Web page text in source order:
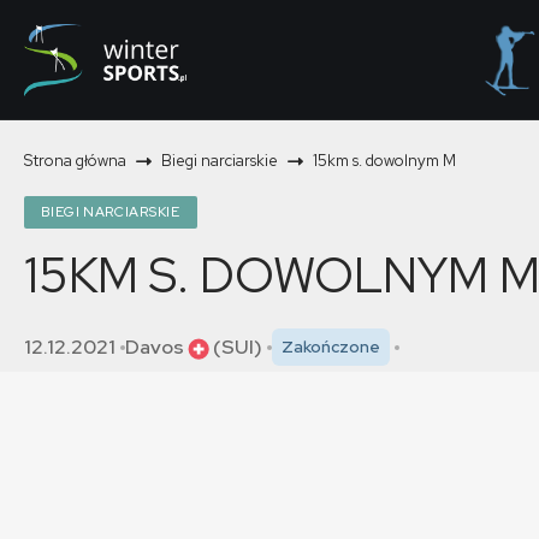
Strona główna Biegi narciarskie 15km s. dowolnym M
BIEGI NARCIARSKIE
15KM S. DOWOLNYM M
12.12.2021 Davos (SUI) Zakończone